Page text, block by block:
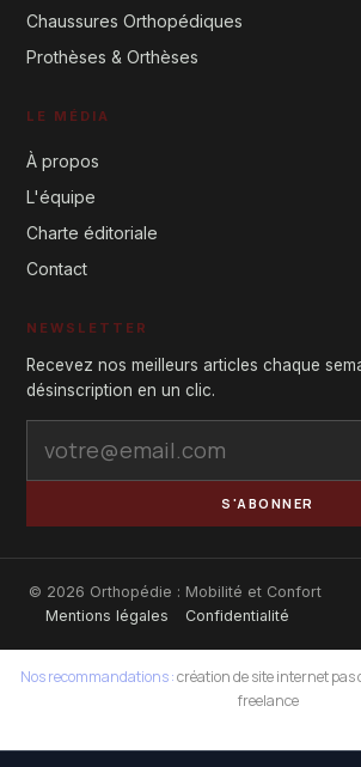
Chaussures Orthopédiques
Prothèses & Orthèses
LE MÉDIA
À propos
L'équipe
Charte éditoriale
Contact
NEWSLETTER
Recevez nos meilleurs articles chaque
désinscription en un clic.
S'ABONNER
© 2026 Orthopédie : Mobilité et Confort
Mentions légales
Confidentialité
Nos recommandations :création de site internet pas
freelance